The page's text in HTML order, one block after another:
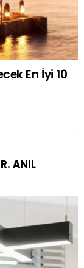
En İyi 10
ANIL